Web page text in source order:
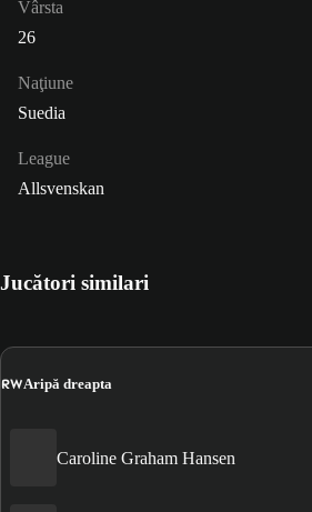
Vârsta
26
Naţiune
Suedia
League
Allsvenskan
Jucători similari
RWAripă dreapta
Caroline Graham Hansen